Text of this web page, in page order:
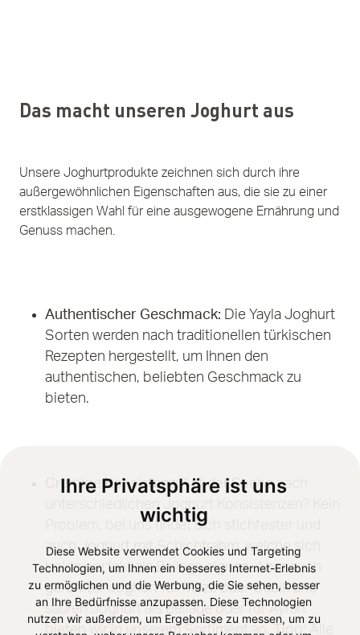
Ihre Privatsphäre ist uns
wichtig
Diese Website verwendet Cookies und Targeting
Technologien, um Ihnen ein besseres Internet-Erlebnis
zu ermöglichen und die Werbung, die Sie sehen, besser
an Ihre Bedürfnisse anzupassen. Diese Technologien
nutzen wir außerdem, um Ergebnisse zu messen, um zu
Das macht unseren Joghurt aus
Unsere Joghurtprodukte zeichnen sich durch ihre
außergewöhnlichen Eigenschaften aus, die sie zu einer
erstklassigen Wahl für eine ausgewogene Ernährung und
Genuss machen.
Authentischer Geschmack: Die Yayla Joghurt
Sorten werden nach traditionellen türkischen
Rezepten hergestellt, um Ihnen den
authentischen, beliebten Geschmack zu
bieten.
Cremige Konsistenz:Auf der Suche nach
unterschiedlichen Joghurt Konsistenzen? Kein
Problem, bei uns findet sich stichfester und
auch Joghurt mit Schichtrahm, welche sich
beide perfekt als Beilage eignen. Aber auch
gerührter Joghurt für Meze oder Cacik und
sauren Joghurt als Beilage oder für Ayran
bieten wir in unserem Sortiment an. Tipp: Alle